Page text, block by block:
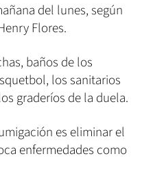
del lunes, según
Flores.
baños de los
los sanitarios
graderíos de la duela.
es eliminar el
enfermedades como